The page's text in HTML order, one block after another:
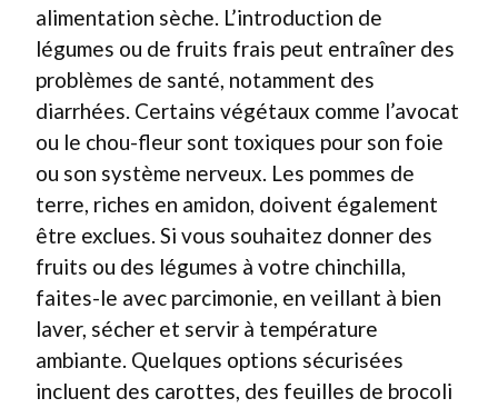
alimentation sèche. L’introduction de
légumes ou de fruits frais peut entraîner des
problèmes de santé, notamment des
diarrhées. Certains végétaux comme l’avocat
ou le chou-fleur sont toxiques pour son foie
ou son système nerveux. Les pommes de
terre, riches en amidon, doivent également
être exclues. Si vous souhaitez donner des
fruits ou des légumes à votre chinchilla,
faites-le avec parcimonie, en veillant à bien
laver, sécher et servir à température
ambiante. Quelques options sécurisées
incluent des carottes, des feuilles de brocoli